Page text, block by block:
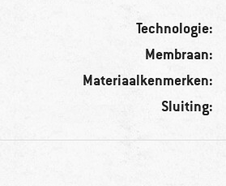
Technologie:
Membraan:
Materiaalkenmerken:
Sluiting: